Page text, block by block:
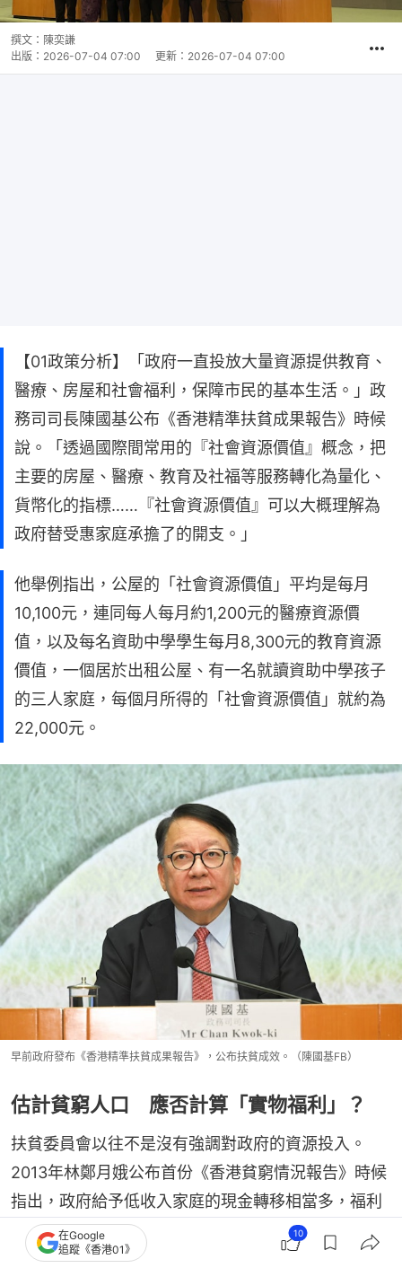
撰文： 陳奕謙
出版： 2026-07-04 07:00 更新： 2026-07-04 07:00
【01政策分析】「政府一直投放大量資源提供教育、
醫療、房屋和社會福利，保障市民的基本生活。」政
務司司長陳國基公布《香港精準扶貧成果報告》時候
說。「透過國際間常用的『社會資源價值』概念，把
主要的房屋、醫療、教育及社福等服務轉化為量化、
貨幣化的指標……『社會資源價值』可以大概理解為
政府替受惠家庭承擔了的開支。」
他舉例指出，公屋的「社會資源價值」平均是每月
10,100元，連同每人每月約1,200元的醫療資源價
值，以及每名資助中學學生每月8,300元的教育資源
價值，一個居於出租公屋、有一名就讀資助中學孩子
的三人家庭，每個月所得的「社會資源價值」就約為
22,000元。
早前政府發布《香港精準扶貧成果報告》，公布扶貧成效。（陳國基FB）
估計貧窮人口 應否計算「實物福利」？
扶貧委員會以往不是沒有強調對政府的資源投入。
2013年林鄭月娥公布首份《香港貧窮情況報告》時候
指出，政府給予低收入家庭的現金轉移相當多，福利
政策預算超過500億元。她亦提到公屋的效應巨大，
將市值租金和家庭實際付出的租金相減，相當於政府
在Google
追蹤《香港01》
10